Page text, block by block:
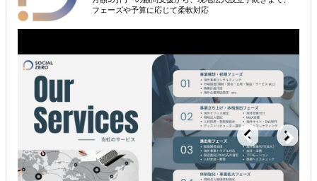
海外工場設立・工業団地・レンタル工場
どの国に進出するべきか決めたい
自社事業に最適な進出形態を知りたい
海外におけるリスク・コストを低減したい
フェーズや予算に応じて柔軟対応